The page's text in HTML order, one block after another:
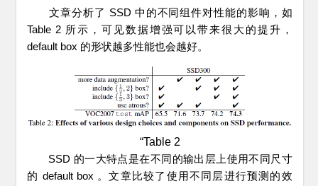
文章分析了 SSD 中的不同组件对性能的影响，如
Table 2 所示，可见数据增强可以带来很大的提升，
default box 的形状越多性能也会越好。
“Table 2
SSD 的一大特点是在不同的输出层上使用不同尺寸
的 default box 。文章比较了使用不同层进行预测的效